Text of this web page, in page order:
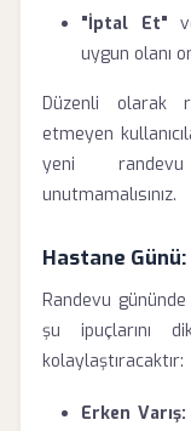
"İptal Et"
uygun olanı
Düzenli olarak
etmeyen
yeni randevu
unutmamalısınız.
Hastane Günü:
Randevu
şu ipuçlarını
kolaylaştıracaktır:
Erken Varış: